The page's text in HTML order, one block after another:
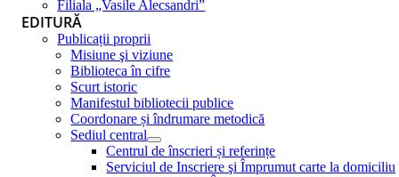
Filiala „Vasile Alecsandri”
EDITURĂ
Publicații proprii
Misiune şi viziune
Biblioteca în cifre
Scurt istoric
Manifestul bibliotecii publice
Coordonare și îndrumare metodică
Sediul central
Centrul de înscrieri și referințe
Serviciul de Inscriere şi Împrumut carte la domiciliu